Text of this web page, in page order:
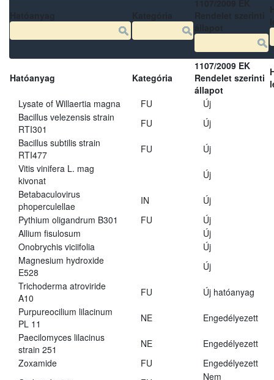
Hatóanyag Kategória
1107/2009 EK
Rendelet szerinti
állapot
Lysate of Willaertia magna
FU
Új
Bacillus velezensis strain
RTI301
FU
Új
Bacillus subtilis strain
RTI477
FU
Új
Vitis vinifera L. mag
kivonat
Új
Betabaculovirus
phoperculellae
IN
Új
Pythium oligandrum B301
FU
Új
Allium fisulosum
Új
Onobrychis viciifolia
Új
Magnesium hydroxide
E528
Új
Trichoderma atroviride
A10
FU
Új hatóanyag
Purpureocilium lilacinum
PL 11
NE
Engedélyezett
Paecilomyces lilacinus
strain 251
NE
Engedélyezett
Zoxamide
FU
Engedélyezett
Nem